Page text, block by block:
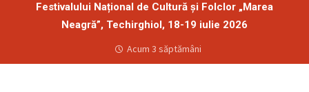
Festivalului Național de Cultură și Folclor „Marea
Neagră”, Techirghiol, 18-19 iulie 2026
Acum 3 săptămâni